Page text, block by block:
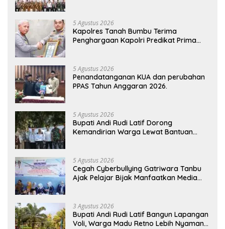
5 Agustus 2026
Kapolres Tanah Bumbu Terima
Penghargaan Kapolri Predikat Prima
5 Agustus 2026
Penandatanganan KUA dan perubahan
PPAS Tahun Anggaran 2026.
5 Agustus 2026
Bupati Andi Rudi Latif Dorong
Kemandirian Warga Lewat Bantuan
5 Agustus 2026
Cegah Cyberbullying Gatriwara Tanbu
Ajak Pelajar Bijak Manfaatkan Media
3 Agustus 2026
Bupati Andi Rudi Latif Bangun Lapangan
Voli, Warga Madu Retno Lebih Nyaman